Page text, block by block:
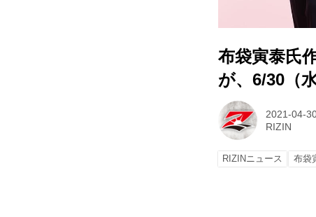
布袋寅泰氏
が、6/30（
2021-04-
RIZIN
RIZINニュース 布袋